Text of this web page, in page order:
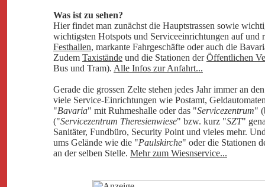
Was ist zu sehen?
Hier findet man zunächst die Hauptstrassen sowie
wichtigsten Hotspots und Serviceeinrichtungen auf und
Festhallen, markante Fahrgeschäfte oder auch die
Zudem Taxistände und die Stationen derÖffentlichen
Bus und Tram). Alle Infos zur Anfahrt...
Gerade die grossen Zelte stehen jedes Jahr immer an
viele Service-Einrichtungen wie Postamt,
"Bavaria" mit Ruhmeshalle oder das "Servicezentrum"
("Servicezentrum Theresienwiese" bzw. kurz "SZT"
Sanitäter, Fundbüro, Security Point und vieles mehr.
ums Gelände wie die "Paulskirche" oder die Stationen
an der selben Stelle. Mehr zum Wiesnservice...